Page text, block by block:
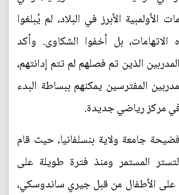
الأولمبية الأبرز في البلاد، لم يُبلغوا
بل أخفوا الشكاوى. وأكد
الذين تم فصلهم لم تتم إدانتهم،
المفترسين يمكنهم ببساطة البدء
مركز رياضي جديدة.
جامعة ولاية بنسلفانيا، حيث قام
المستمر ومنذ فترة طويلة على
على الأطفال من قبل جيري ساندوسكي،